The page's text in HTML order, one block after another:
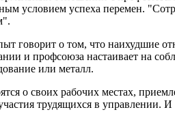
условием успеха перемен.
говорит о том, что наихудшие
и профсоюза настаивает на
или металл.
о своих рабочих местах,
трудящихся в